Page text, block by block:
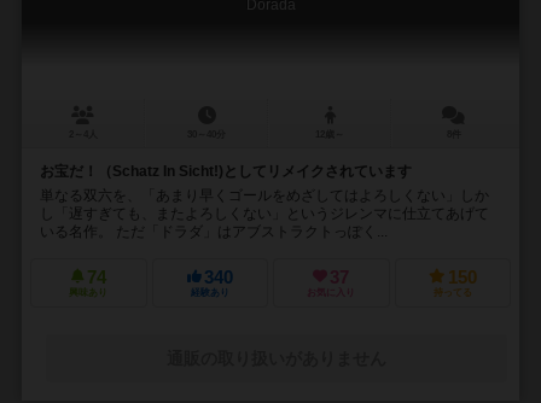
Dorada
お宝だ！（Schatz In Sicht!)としてリメイクされています
単なる双六を、「あまり早くゴールをめざしてはよろしくない」しか
し「遅すぎても、またよろしくない」というジレンマに仕立てあげて
いる名作。 ただ「ドラダ」はアブストラクトっぽく...
74
興味あり
340
経験あり
37
お気に入り
150
持ってる